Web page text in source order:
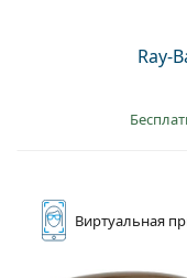
Ray-
Виртуальная